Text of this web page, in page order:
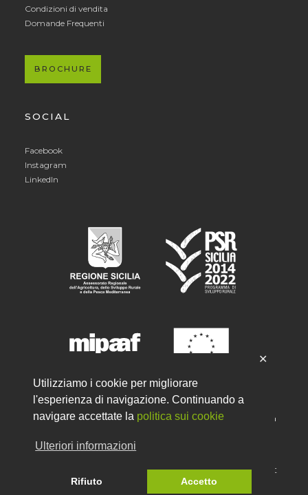
Utilizziamo i cookie per migliorare
l'esperienza di navigazione. Continuando a
navigare accettate la politica sui cookie
Ulteriori informazioni
Rifiuto Accetto
✕
Condizioni di vendita
Domande Frequenti
BROCHURE
SOCIAL
Facebook
Instagram
LinkedIn
PSR 2014-2020 Sottomisura 6.2"Aiuti all'avviamento di attività
© 2026 - Tutti i diritti riservati - Developed byLR- Credit